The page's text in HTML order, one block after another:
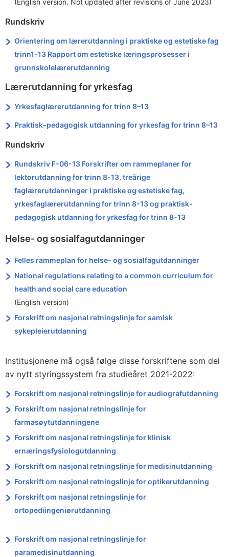
(English version. Not updated after revisions of June 2023)
Rundskriv
Orientering om lærerutdanning i praktiske og estetiske fag
trinn1-13 Rapport om estetiske læringsprosesser i
grunnskolelærerutdanning
Lærerutdanning for yrkesfag
Yrkesfaglærerutdanning for trinn 8–13
Praktisk-pedagogisk utdanning for yrkesfag for trinn 8–13
Rundskriv
Rundskriv F-06-13 Forskrifter om rammeplaner for
lektorutdanning for trinn 8-13, treårige
faglærerutdanninger i praktiske og estetiske fag,
yrkesfaglærerutdanning for trinn 8-13 og praktisk-
pedagogisk utdanning for yrkesfag for trinn 8-13
Helse- og sosialfagutdanninger
Felles rammeplan for helse- og sosialfagutdanninger
National regulations relating to a common curriculum for
health and social care education
(English version)
Forskrift om nasjonal retningslinje for samisk
sykepleierutdanning
Institusjonene må også følge disse forskriftene som del
av nytt styringssystem fra studieåret 2021-2022:
Forskrift om nasjonal retningslinje for audiografutdanning
Forskrift om nasjonal retningslinje for
farmasøytutdanningene
Forskrift om nasjonal retningslinje for klinisk
ernæringsfysiologutdanning
Forskrift om nasjonal retningslinje for medisinutdanning
Forskrift om nasjonal retningslinje for optikerutdanning
Forskrift om nasjonal retningslinje for
ortopediingeniørutdanning
Forskrift om nasjonal retningslinje for
paramedisinutdanning